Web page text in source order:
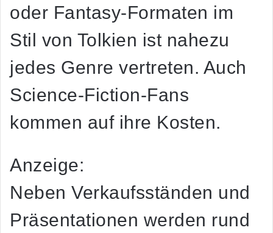
oder Fantasy-Formaten im
Stil von Tolkien ist nahezu
jedes Genre vertreten. Auch
Science-Fiction-Fans
kommen auf ihre Kosten.
Anzeige:
Neben Verkaufsständen und
Präsentationen werden rund